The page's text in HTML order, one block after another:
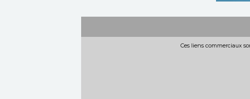
Ces liens commerciaux